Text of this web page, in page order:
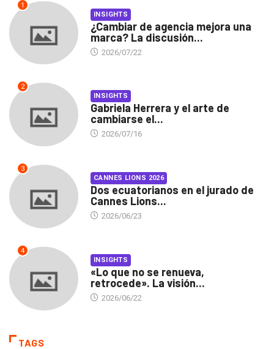
1
INSIGHTS
¿Cambiar de agencia mejora una
marca? La discusión...
2026/07/22
2
INSIGHTS
Gabriela Herrera y el arte de
cambiarse el...
2026/07/16
3
CANNES LIONS 2026
Dos ecuatorianos en el jurado de
Cannes Lions...
2026/06/23
4
INSIGHTS
«Lo que no se renueva,
retrocede». La visión...
2026/06/22
TAGS